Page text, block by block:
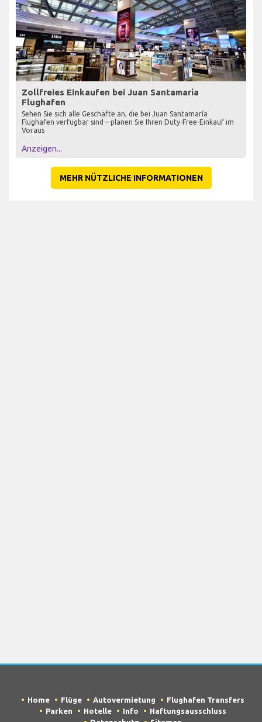
Zollfreies Einkaufen bei Juan Santamaría
Flughafen
Sehen Sie sich alle Geschäfte an, die bei Juan Santamaría
Flughafen verfügbar sind – planen Sie Ihren Duty-Free-Einkauf im
Voraus
Anzeigen...
MEHR NÜTZLICHE INFORMATIONEN
Home Flüge Autovermietung
Flughafen Transfers
Parken
Hotelle Info
Haftungsausschluss